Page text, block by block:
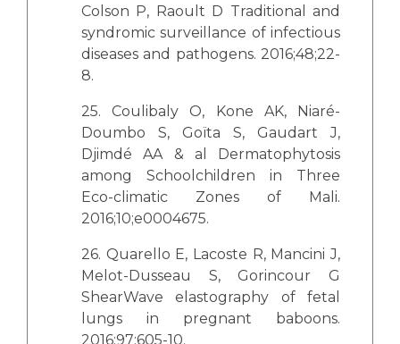
Colson P, Raoult D Traditional and
syndromic surveillance of infectious
diseases and pathogens. 2016;48;22-
8.
25. Coulibaly O, Kone AK, Niaré-
Doumbo S, Goïta S, Gaudart J,
Djimdé AA & al Dermatophytosis
among Schoolchildren in Three
Eco-climatic Zones of Mali.
2016;10;e0004675.
26. Quarello E, Lacoste R, Mancini J,
Melot-Dusseau S, Gorincour G
ShearWave elastography of fetal
lungs in pregnant baboons.
2016;97;605-10.